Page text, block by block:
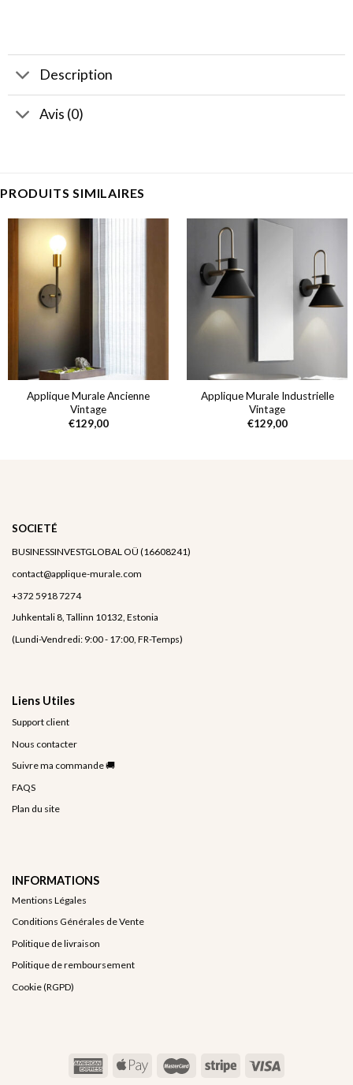
Description
Avis (0)
PRODUITS SIMILAIRES
Applique Murale Ancienne
Vintage
€129,00
Applique Murale Industrielle
Vintage
€129,00
SOCIETÉ
BUSINESSINVESTGLOBAL OÜ (16608241)
contact@applique-murale.com
+372 5918 7274
Juhkentali 8, Tallinn 10132, Estonia
(Lundi-Vendredi: 9:00 - 17:00, FR-Temps)
Liens Utiles
Support client
Nous contacter
Suivre ma commande 🚚
FAQS
Plan du site
INFORMATIONS
Mentions Légales
Conditions Générales de Vente
Politique de livraison
Politique de remboursement
Cookie (RGPD)